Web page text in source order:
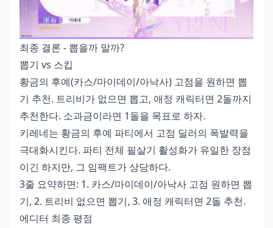
최종 결론 - 뽑을까 말까?
뽑기 vs 스킵
황금의 후예(카스/마이데이/아낙사) 고점을 원하면 뽑
기 추천. 트리비가 없으면 뽑고, 애정 캐릭터면 2돌까지
추천한다. 소과금이라면 1돌을 목표로 하자.
키레네는 황금의 후예 파티에서 고점 딜러의 폭발력을
극대화시킨다. 파티 전체 필살기 활성화가 유일한 장점
이긴 하지만, 그 임팩트가 상당하다.
3줄 요약하면: 1. 카스/마이데이/아낙사 고점 원하면 뽑
기, 2. 트리비 없으면 뽑기, 3. 애정 캐릭터면 2돌 추천.
에디터 최종 평점